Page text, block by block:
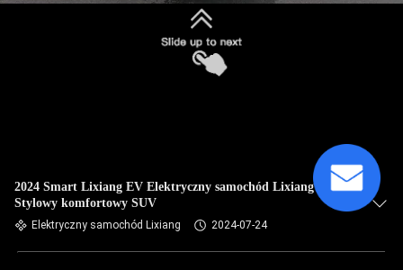
2024 Smart Lixiang EV Elektryczny samochód Lixiang L9
Stylowy komfortowy SUV
Elektryczny samochód Lixiang 2024-07-24